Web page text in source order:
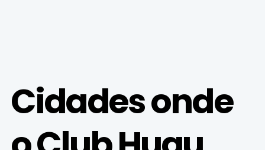
Cidades onde